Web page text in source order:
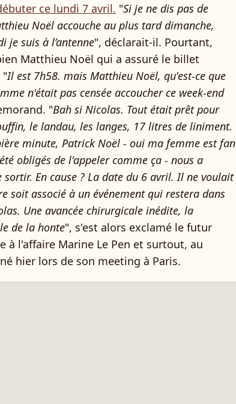
ce lundi 7 avril. "Si je ne dis pas de
Noël accouche au plus tard dimanche,
je suis à l’antenne", déclarait-il. Pourtant,
Matthieu Noël qui a assuré le billet
"Il est 7h58. mais Matthieu Noël, qu'est-ce que
n'était pas censée accoucher ce week-end
"Bah si Nicolas. Tout était prêt pour
le landau, les langes, 17 litres de liniment.
minute, Patrick Noël - oui ma femme est fan
obligés de l'appeler comme ça - nous a
En cause ? La date du 6 avril. Il ne voulait
soit associé à un événement qui restera dans
Une avancée chirurgicale inédite, la
de la honte", s'est alors exclamé le futur
à l'affaire Marine Le Pen et surtout, au
hier lors de son meeting à Paris.